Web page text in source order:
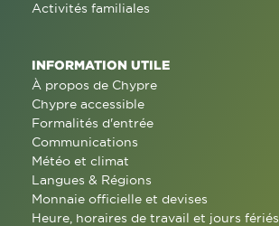
Activités familiales
INFORMATION UTILE
À propos de Chypre
Chypre accessible
Formalités d'entrée
Communications
Météo et climat
Langues & Régions
Monnaie officielle et devises
Heure, horaires de travail et jours fériés